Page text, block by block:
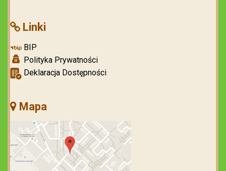
Linki
BIP
Polityka Prywatności
Deklaracja Dostępności
Mapa